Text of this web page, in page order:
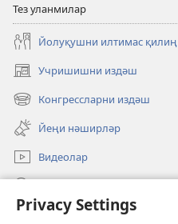
Privacy Settings
Тез уланмилар
Йолуқушни илтимас қилиң
Учришишни издәш
(opens
new
window)
Конгрессларни издәш
(opens
new
window)
Йеңи нәширләр
Видеолар